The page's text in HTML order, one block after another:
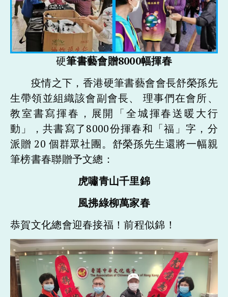
硬筆書藝會贈8000幅揮春
疫情之下，香港硬筆書藝會會長舒榮孫先
生帶領並組織該會副會長、 理事們在會所、
教室書寫揮春，展開「全城揮春送暖大行
動」，共書寫了8000份揮春和「福」字，分
派贈 20 個群眾社團。舒榮孫先生還將一幅親
筆榜書春聯贈予文總：
虎嘯青山千里錦
風拂綠柳萬家春
恭賀文化總會迎春接福！前程似錦！